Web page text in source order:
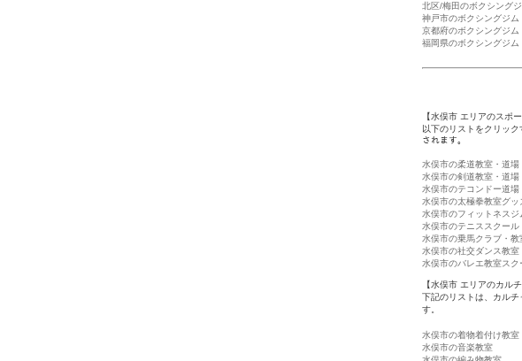
北区/梅田のボクシング
神戸市のボクシングジム
京都府のボクシングジム
福岡県のボクシングジム
【水俣市 エリアのスポ
以下のリストをクリッ
されます。
水俣市の柔道教室・道場
水俣市の剣道教室・道場
水俣市のテコンドー道場
水俣市の太極拳教室グッ
水俣市のフィットネス
水俣市のテニススクール
水俣市の乗馬クラブ・教
水俣市の社交ダンス教室
水俣市のバレエ教室スク
【水俣市 エリアのカル
下記のリストは、カル
す。
水俣市の着物着付け教室
水俣市の音楽教室